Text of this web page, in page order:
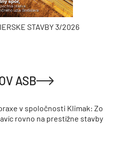
STAVBY 3/2026
ASB
v spoločnosti Klimak: Zo
rovno na prestížne stavby